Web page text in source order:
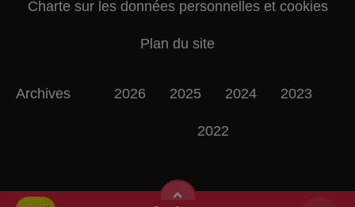
Charte sur les données personnelles et cookies
Plan du site
Archives 2026 2025 2024 2023
2022